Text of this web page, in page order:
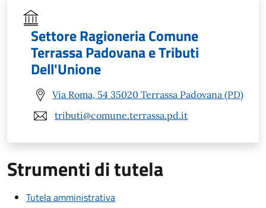
Settore Ragioneria Comune
Terrassa Padovana e Tributi
Dell'Unione
Via Roma, 54 35020 Terrassa Padovana (PD)
tributi@comune.terrassa.pd.it
Strumenti di tutela
Tutela amministrativa